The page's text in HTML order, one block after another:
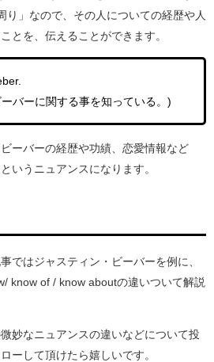
り」なので、その人についての経歴や人
とを、伝えることができます。
バーに関する事を知っている。)
ーバーの経歴や功績、恋愛情報など
いうニュアンスになります。
ではジャスティン・ビーバーを例に、
know of / know aboutの違いついて解説
妙なニュアンスの違いなどについて投
ーして頂けたら嬉しいです。